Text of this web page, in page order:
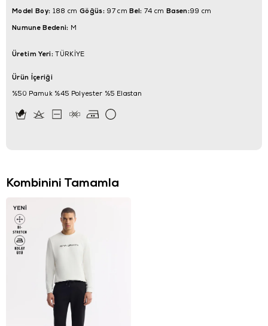
Model Boy: 188 cm Göğüs:97 cmBel: 74 cm Basen:99 cm
Numune Bedeni: M
Üretim Yeri:TÜRKİYE
Ürün İçeriği
%50 Pamuk %45 Polyester %5 Elastan
Kombinini Tamamla